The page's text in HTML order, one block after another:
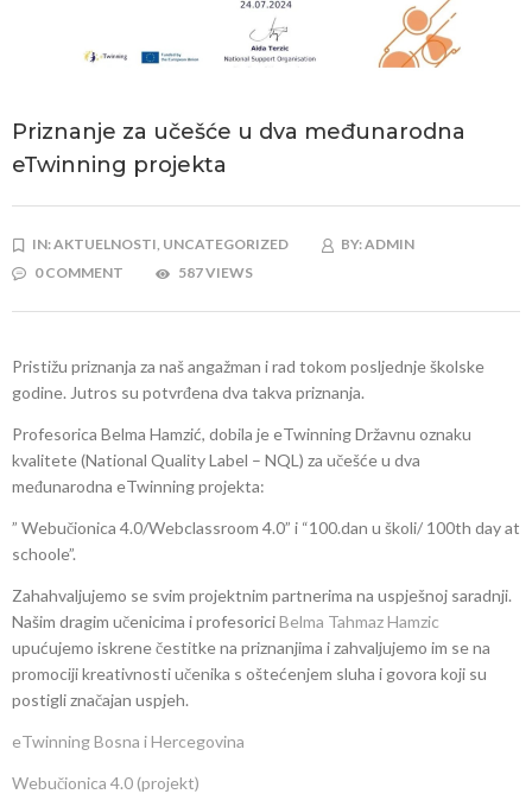
Priznanje za učešće u dva međunarodna
eTwinning projekta
IN:AKTUELNOSTI, UNCATEGORIZED BY:ADMIN
0 COMMENT
587 VIEWS
Pristižu priznanja za naš angažman i rad tokom posljednje školske
godine. Jutros su potvrđena dva takva priznanja.
Profesorica Belma Hamzić, dobila je eTwinning Državnu oznaku
kvalitete (National Quality Label – NQL) za učešće u dva
međunarodna eTwinning projekta:
” Webučionica 4.0/Webclassroom 4.0” i “100.dan u školi/ 100th day at
schoole”.
Zahahvaljujemo se svim projektnim partnerima na uspješnoj saradnji.
Našim dragim učenicima i profesoriciBelma Tahmaz Hamzic
upućujemo iskrene čestitke na priznanjima i zahvaljujemo im se na
promociji kreativnosti učenika s oštećenjem sluha i govora koji su
postigli značajan uspjeh.
eTwinning Bosna i Hercegovina
Webučionica 4.0 (projekt)